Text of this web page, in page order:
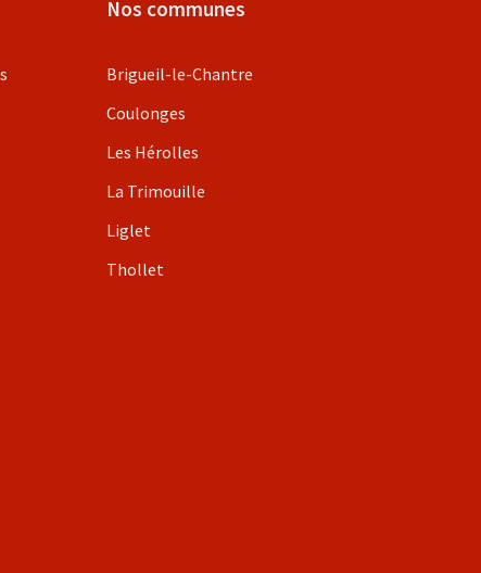
Nos communes
Brigueil-le-Chantre
Coulonges
Les Hérolles
La Trimouille
Liglet
Thollet